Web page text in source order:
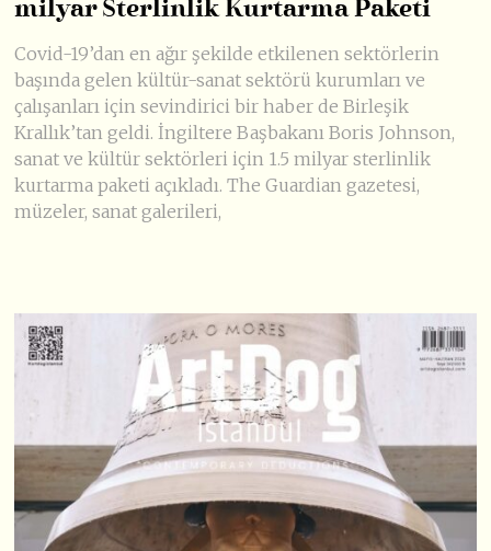
milyar Sterlinlik Kurtarma Paketi
Covid-19’dan en ağır şekilde etkilenen sektörlerin
başında gelen kültür-sanat sektörü kurumları ve
çalışanları için sevindirici bir haber de Birleşik
Krallık’tan geldi. İngiltere Başbakanı Boris Johnson,
sanat ve kültür sektörleri için 1.5 milyar sterlinlik
kurtarma paketi açıkladı. The Guardian gazetesi,
müzeler, sanat galerileri,